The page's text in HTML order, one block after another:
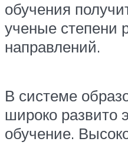
обучения
ученые степени
направлений.
В системе
широко развито
обучение.